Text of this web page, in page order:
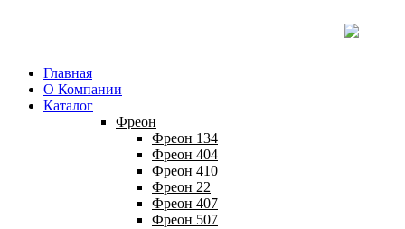
Главная
О Компании
Каталог
Фреон
Фреон 134
Фреон 404
Фреон 410
Фреон 22
Фреон 407
Фреон 507